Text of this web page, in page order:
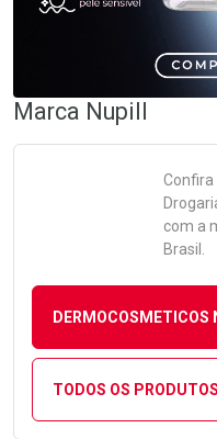
Marca Nupill
Confira
com a
Brasil.
DERMOCOSMETICOS
TODOS OS